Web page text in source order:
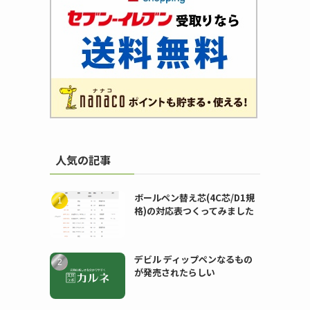
人気の記事
ボールペン替え芯(4C芯/D1規
格)の対応表つくってみました
デビル ディップペンなるもの
が発売されたらしい